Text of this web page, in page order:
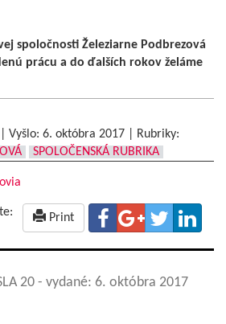
spoločnosti Železiarne Podbrezová
prácu a do ďalších rokov želáme
Vyšlo: 6. októbra 2017
Rubriky:
SPOLOČENSKÁ RUBRIKA
Print
20 - vydané: 6. októbra 2017